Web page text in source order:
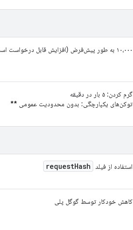
۱۰،۰۰۰ به طور پیش‌فرض (افزایش قابل درخواست است)
گرم کردن: ۵ بار در دقیقه
توکن‌های یکپارچگی: بدون محدودیت عمومی **
استفاده از فیلد requestHash
کاهش خودکار توسط گوگل پلی